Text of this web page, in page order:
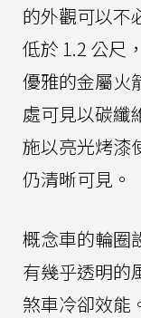
的外觀可以不
低於 1.2 公尺
優雅的金屬火
處可見以碳纖
施以亮光烤漆
仍清晰可見。
概念車的輪圈
有幾乎透明的
煞車冷卻效能